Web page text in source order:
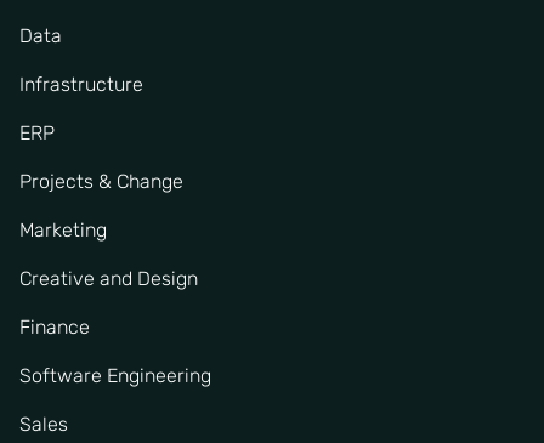
Data
Infrastructure
ERP
Projects & Change
Marketing
Creative and Design
Finance
Software Engineering
Sales